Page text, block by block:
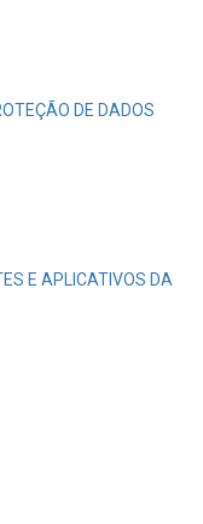
DE DADOS
E APLICATIVOS DA